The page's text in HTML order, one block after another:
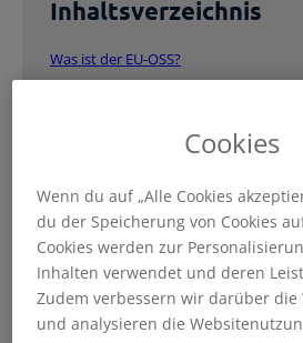
Übersicht & Infos
Übersichtliche
Starthilfe-Paket
Hilfe beim Aufsetzen
Registrierte
Buchhalter
Inhaltsverzeichnis
Was ist der EU-OSS?
Muss ich mich für den EU-OSS
Welche Umsätze muss ich über den
Was muss ich machen, wenn ich in
Umsätze haben?
EU-OSS in der Praxis
Weiterführende Infos
Cookies
Wenn du auf „Alle Cookies
du der Speicherung von Cookies
Cookies werden zur
Inhalten verwendet und deren
Zudem verbessern wir darüber die
und analysieren die